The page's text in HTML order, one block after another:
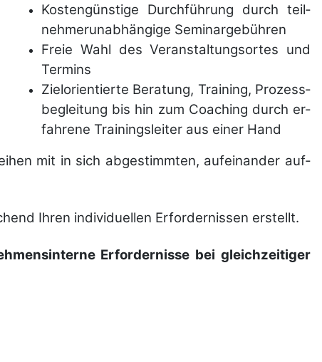
Kostengünstige Durch­führung durch teil­
nehmer­unab­hängige Semi­nar­gebüh­ren
Freie Wahl des Ver­anstal­tungs­ortes und
Termins
Ziel­orientierte Bera­tung, Trai­ning, Prozess­
be­glei­tung bis hin zum Coaching durch er­
fah­rene Trai­nings­lei­ter aus einer Hand
mit in sich abge­stimm­ten, auf­einander auf­
Ihren indivi­duellen Er­forder­nissen er­stellt.
Erforder­nisse bei gleich­zeitiger